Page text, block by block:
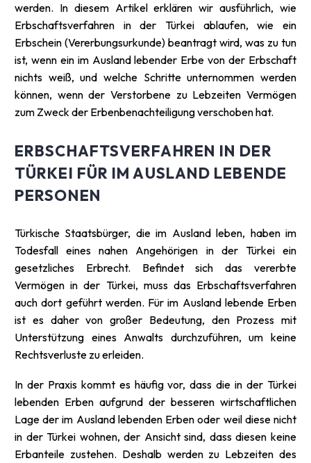
werden. In diesem Artikel erklären wir ausführlich, wie
Erbschaftsverfahren in der Türkei ablaufen, wie ein
Erbschein (Vererbungsurkunde) beantragt wird, was zu tun
ist, wenn ein im Ausland lebender Erbe von der Erbschaft
nichts weiß, und welche Schritte unternommen werden
können, wenn der Verstorbene zu Lebzeiten Vermögen
zum Zweck der Erbenbenachteiligung verschoben hat.
ERBSCHAFTSVERFAHREN IN DER
TÜRKEI FÜR IM AUSLAND LEBENDE
PERSONEN
Türkische Staatsbürger, die im Ausland leben, haben im
Todesfall eines nahen Angehörigen in der Türkei ein
gesetzliches Erbrecht. Befindet sich das vererbte
Vermögen in der Türkei, muss das Erbschaftsverfahren
auch dort geführt werden. Für im Ausland lebende Erben
ist es daher von großer Bedeutung, den Prozess mit
Unterstützung eines Anwalts durchzuführen, um keine
Rechtsverluste zu erleiden.
In der Praxis kommt es häufig vor, dass die in der Türkei
lebenden Erben aufgrund der besseren wirtschaftlichen
Lage der im Ausland lebenden Erben oder weil diese nicht
in der Türkei wohnen, der Ansicht sind, dass diesen keine
Erbanteile zustehen. Deshalb werden zu Lebzeiten des